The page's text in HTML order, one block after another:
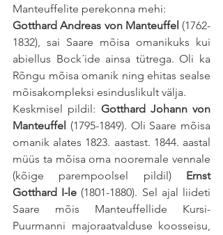
Manteuffelite perekonna mehi:
Gotthard Andreas von Manteuffel (1762-
1832), sai Saare mõisa omanikuks kui
abiellus Bock´ide ainsa tütrega. Oli ka
Rõngu mõisa omanik ning ehitas sealse
mõisakompleksi esinduslikult välja.
Keskmisel pildil: Gotthard Johann von
Manteuffel (1795-1849). Oli Saare mõisa
omanik alates 1823. aastast. 1844. aastal
müüs ta mõisa oma nooremale vennale
(kõige parempoolsel pildil) Ernst
Gotthard I-le (1801-1880). Sel ajal liideti
Saare mõis Manteuffellide Kursi-
Puurmanni majoraatvalduse koosseisu,